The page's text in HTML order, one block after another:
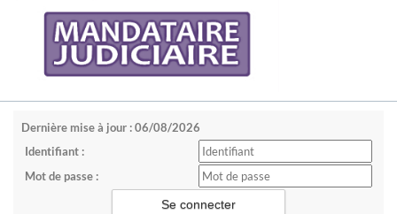
Dernière mise à jour : 06/08/2026
Identifiant :
Mot de passe :